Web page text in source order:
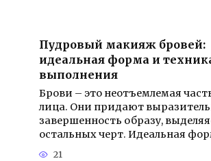
Пудровый макияж бровей:
идеальная форма и
выполнения
Брови – это неотъемлемая
лица. Они придают
завершенность образу,
остальных черт. Идеальная
21